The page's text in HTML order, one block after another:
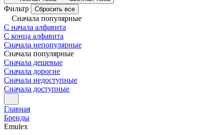
Фильтр Сбросить все
Сначала популярные
С начала алфавита
С конца алфавита
Сначала непопулярные
Сначала популярные
Сначала дешевые
Сначала дорогие
Сначала недоступные
Сначала доступные
Главная
Бренды
Emulex